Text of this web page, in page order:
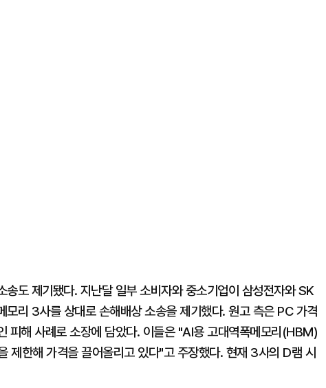
송도 제기됐다. 지난달 일부 소비자와 중소기업이 삼성전자와 SK
모리 3사를 상대로 손해배상 소송을 제기했다. 원고 측은 PC 가격
피해 사례로 소장에 담았다. 이들은 "AI용 고대역폭메모리(HBM)
제한해 가격을 끌어올리고 있다"고 주장했다. 현재 3사의 D램 시